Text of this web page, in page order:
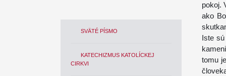
SVÄTÉ PÍSMO
KATECHIZMUS KATOLÍCKEJ
CIRKVI
pokoj.
ako
Iste
tomu